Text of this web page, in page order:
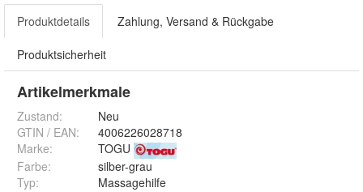
Produktdetails Zahlung, Versand & Rückgabe
Produktsicherheit
Artikelmerkmale
Zustand:
Neu
GTIN / EAN:
4006226028718
Marke:
TOGU
Farbe:
silber-grau
Typ: Massagehilfe